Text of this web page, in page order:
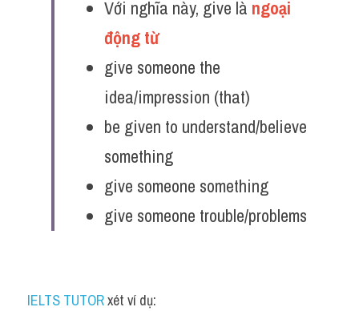
Với nghĩa này, give là ngoại
động từ
give someone the
idea/impression (that)
be given to understand/believe
something
give someone something
give someone trouble/problems
IELTS TUTOR xét ví dụ: